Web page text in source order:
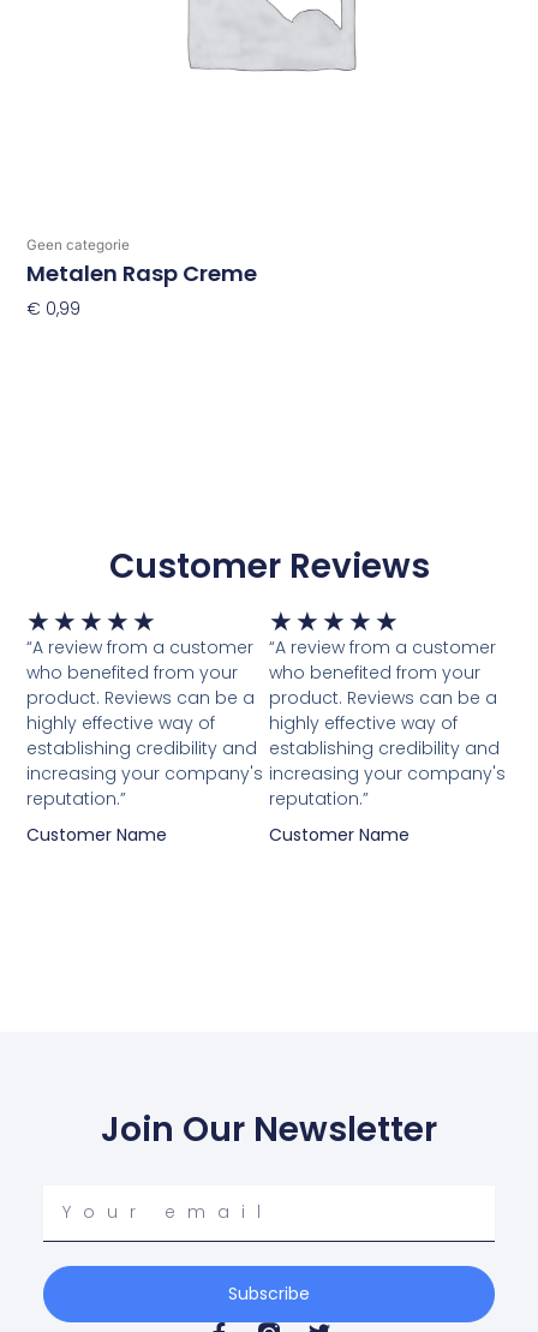
Geen categorie
Metalen Rasp Creme
€ 0,99
Customer Reviews
★ ★ ★ ★ ★ Waardering
5
van
5
“A review from a customer
who benefited from your
product. Reviews can be a
highly effective way of
establishing credibility and
increasing your company's
reputation.”
Customer Name
★ ★ ★ ★ ★
5
van
5
“A review from a customer
who benefited from your
product. Reviews can be a
highly effective way of
establishing credibility and
increasing your company's
reputation.”
Customer Name
Join Our Newsletter
email
Subscribe